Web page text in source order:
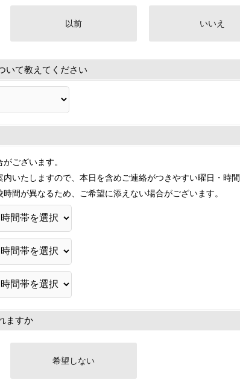
以前 いいえ
いて教えてください
ございます。
いたしますので、本日を含めご連絡がつきやすい曜日・時
間が異なるため、ご希望に添えない場合がございます。
ますか
希望しない